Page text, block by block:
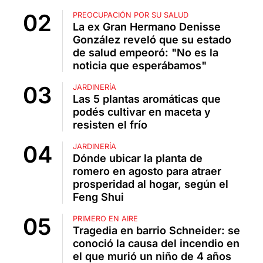
PREOCUPACIÓN POR SU SALUD
La ex Gran Hermano Denisse
González reveló que su estado
de salud empeoró: "No es la
noticia que esperábamos"
JARDINERÍA
Las 5 plantas aromáticas que
podés cultivar en maceta y
resisten el frío
JARDINERÍA
Dónde ubicar la planta de
romero en agosto para atraer
prosperidad al hogar, según el
Feng Shui
PRIMERO EN AIRE
Tragedia en barrio Schneider: se
conoció la causa del incendio en
el que murió un niño de 4 años